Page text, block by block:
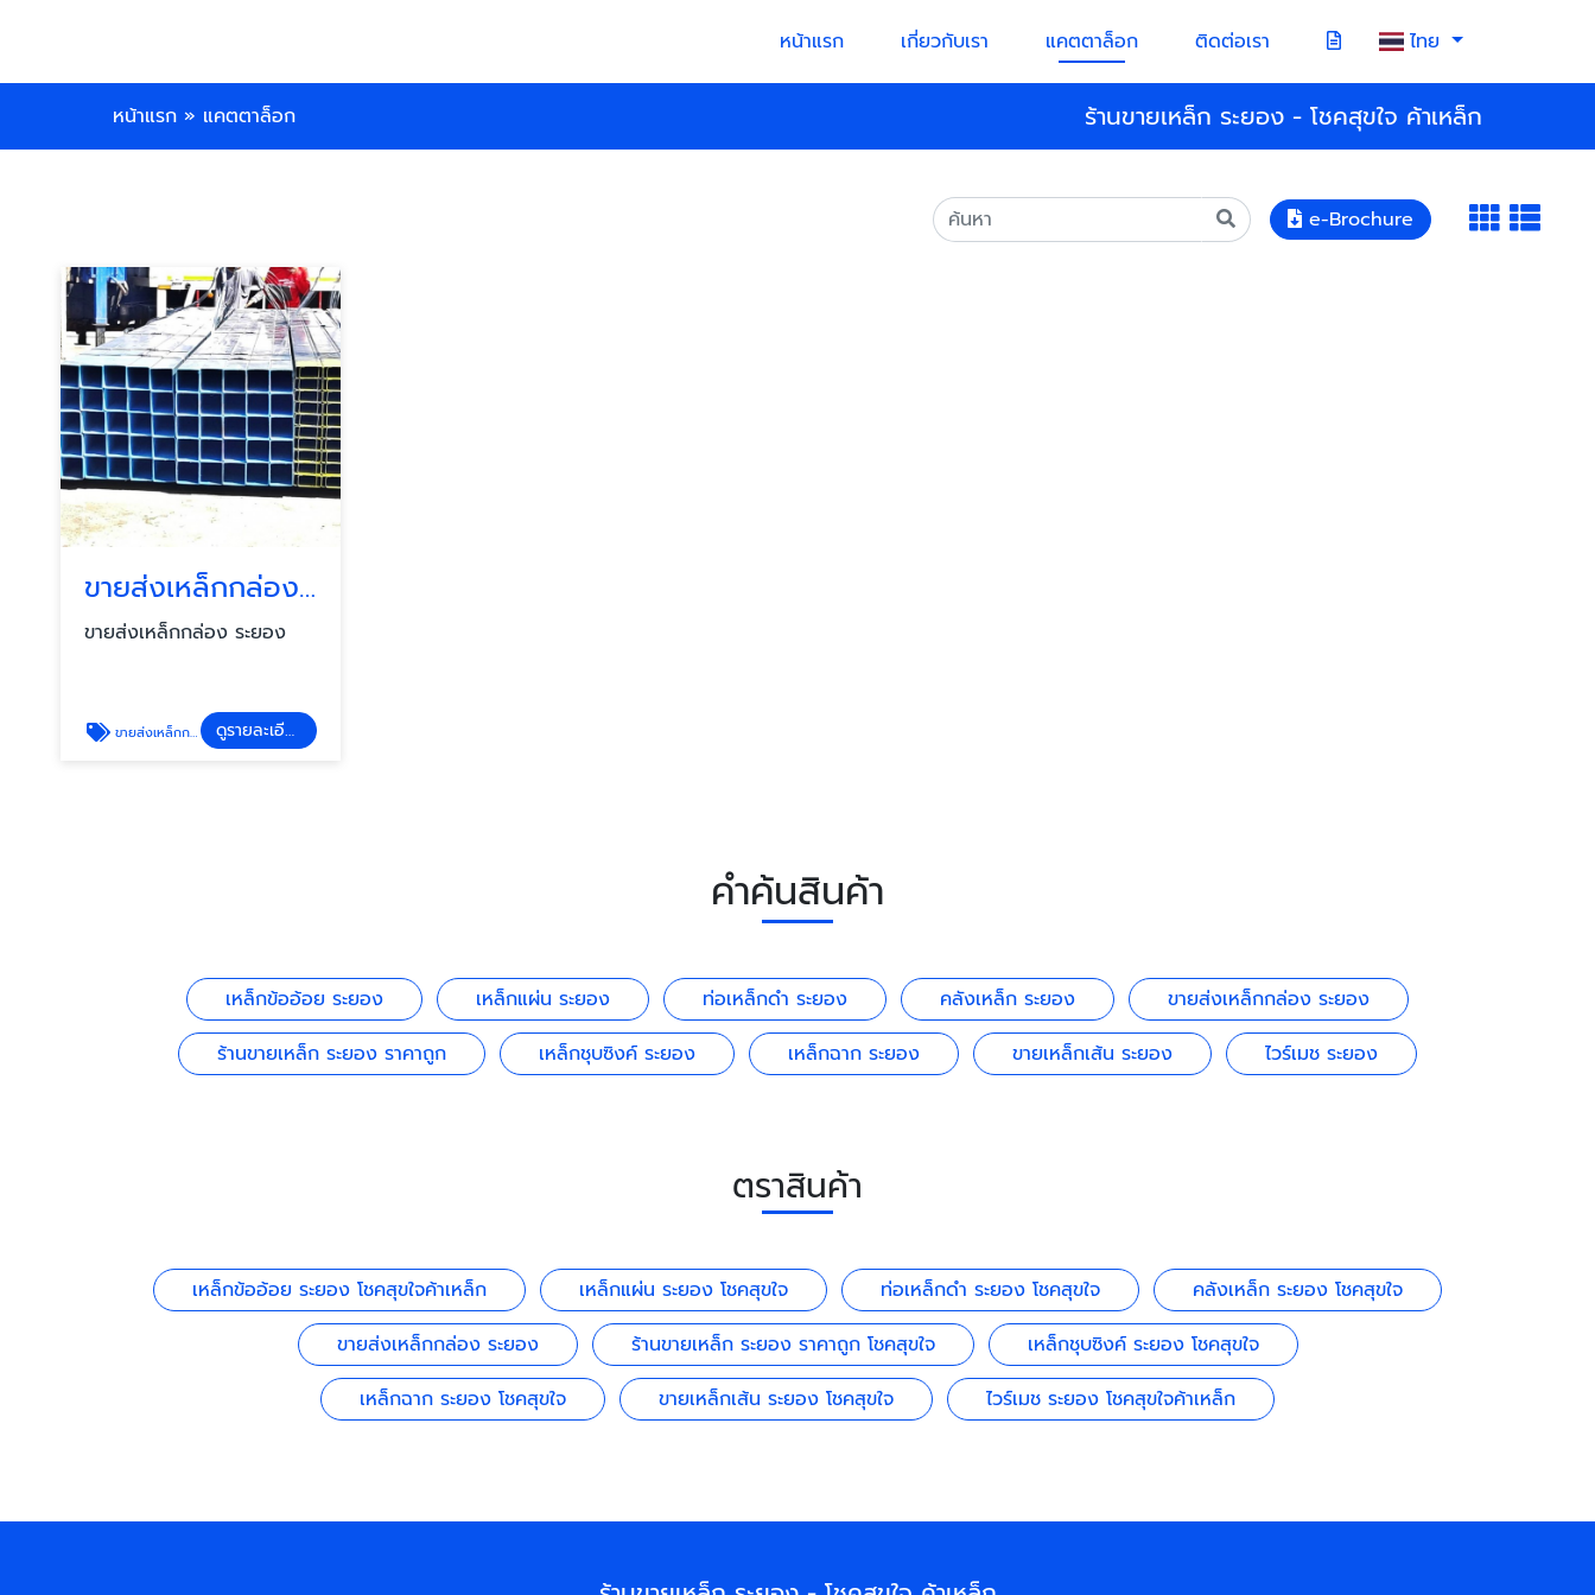
หน้าแรก เกี่ยวกับเรา แคตตาล็อก ติดต่อเรา ไทย
หน้าแรก » แคตตาล็อก ร้านขายเหล็ก ระยอง - โชคสุขใจ ค้าเหล็ก
e-Brochure
ขายส่งเหล็กกล่อง ระยอง
ขายส่งเหล็กกล่อง ระยอง
ขายส่งเหล็กกล่อง ระยอง ดูรายละเอียด
คำค้นสินค้า
เหล็กข้ออ้อย ระยอง เหล็กแผ่น ระยอง ท่อเหล็กดำ ระยอง คลังเหล็ก ระยอง
ขายส่งเหล็กกล่อง ระยอง
ร้านขายเหล็ก ระยอง ราคาถูก
เหล็กชุบซิงค์ ระยอง เหล็กฉาก ระยอง ขายเหล็กเส้น ระยอง ไวร์เมช ระยอง
ตราสินค้า
เหล็กข้ออ้อย ระยอง โชคสุขใจค้าเหล็ก เหล็กแผ่น ระยอง โชคสุขใจ ท่อเหล็กดำ ระยอง โชคสุขใจ
คลังเหล็ก ระยอง โชคสุขใจ
ขายส่งเหล็กกล่อง ระยอง
ร้านขายเหล็ก ระยอง ราคาถูก โชคสุขใจ
เหล็กชุบซิงค์ ระยอง โชคสุขใจ
เหล็กฉาก ระยอง โชคสุขใจ
ขายเหล็กเส้น ระยอง โชคสุขใจ ไวร์เมช ระยอง โชคสุขใจค้าเหล็ก